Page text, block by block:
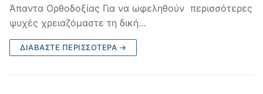
Άπαντα Ορθοδοξίας Για να ωφεληθούν περισσότερες
ψυχές χρειαζόμαστε τη δική…
ΔΙΑΒΆΣΤΕ ΠΕΡΙΣΣΌΤΕΡΑ →